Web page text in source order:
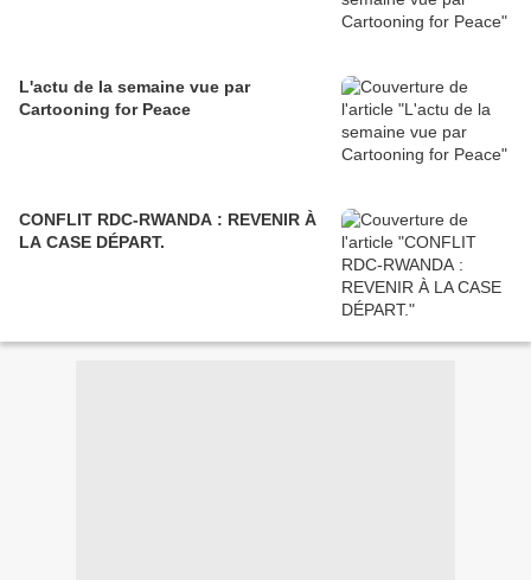
L'actu de la semaine vue par
Cartooning for Peace
CONFLIT RDC-RWANDA : REVENIR À
LA CASE DÉPART.